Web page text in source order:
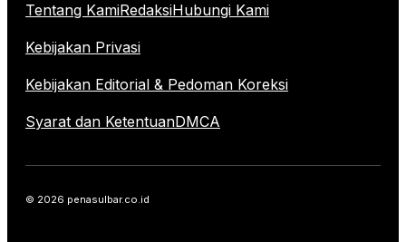
Tentang KamiRedaksiHubungi Kami
Kebijakan Privasi
Kebijakan Editorial & Pedoman Koreksi
Syarat dan KetentuanDMCA
© 2026 penasulbar.co.id